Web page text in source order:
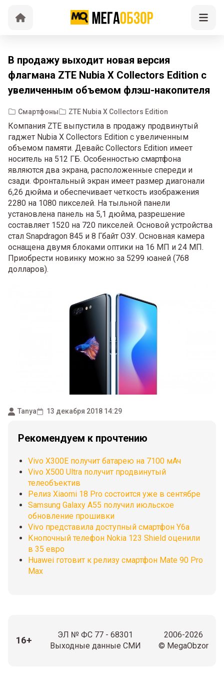
В продажу выходит новая версия
флагмана ZTE Nubia X Collectors Edition с
увеличенным объемом флэш-накопителя
Смартфоны ZTE Nubia X Collectors Edition
Компания ZTE выпустила в продажу продвинутый
гаджет Nubia X Collectors Edition с увеличенным
объемом памяти. Девайс Collectors Edition имеет
носитель на 512 ГБ. Особенностью смартфона
являются два экрана, расположенные спереди и
сзади. Фронтальный экран имеет размер диагонали
6,26 дюйма и обеспечивает четкость изображения
2280 на 1080 пикселей. На тыльной панели
установлена панель на 5,1 дюйма, разрешение
составляет 1520 на 720 пикселей. Основой устройства
стал Snapdragon 845 и 8 Гбайт ОЗУ. Основная камера
оснащена двумя блоками оптики на 16 МП и 24 МП.
Приобрести новинку можно за 5299 юаней (768
долларов).
Tanya 13 декабря 2018 14:29
Рекомендуем к прочтению
Vivo X300E получит батарею на 7100 мАч
Vivo X500 Ultra получит продвинутый
телеобъектив
Релиз Xiaomi 18 Pro состоится уже в сентябре
Samsung Galaxy A55 получил июльское
обновление прошивки
Vivo представила доступный смартфон Y6a
Кнопочный телефон Nokia 123 Shield оценили
в 35 евро
Huawei готовит к релизу смартфон Mate 90 Pro
Max
16+
ЭЛ № ФС 77 - 68301
Выходные данные СМИ
2006-2026
© MegaObzor